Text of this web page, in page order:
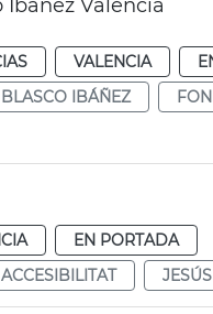
València
VALENCIA
BLASCO IBÁÑEZ
EN PORTADA
ACCESIBILITAT